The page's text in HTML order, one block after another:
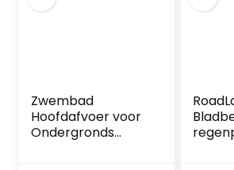
Zwembad
Hoofdafvoer voor
Ondergronds